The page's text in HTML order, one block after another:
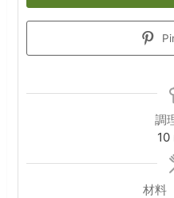
調
10
材料